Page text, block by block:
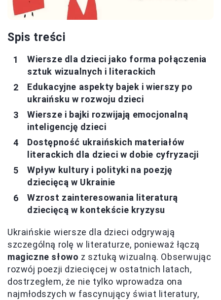
Spis treści
Wiersze dla dzieci jako forma połączenia
sztuk wizualnych i literackich
Edukacyjne aspekty bajek i wierszy po
ukraińsku w rozwoju dzieci
Wiersze i bajki rozwijają emocjonalną
inteligencję dzieci
Dostępność ukraińskich materiałów
literackich dla dzieci w dobie cyfryzacji
Wpływ kultury i polityki na poezję
dziecięcą w Ukrainie
Wzrost zainteresowania literaturą
dziecięcą w kontekście kryzysu
Ukraińskie wiersze dla dzieci odgrywają
szczególną rolę w literaturze, ponieważ łączą
magiczne słowo z sztuką wizualną. Obserwując
rozwój poezji dziecięcej w ostatnich latach,
dostrzegłem, że nie tylko wprowadza ona
najmłodszych w fascynujący świat literatury,